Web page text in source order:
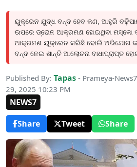
ୟୁକ୍ରେନ ଯୁଦ୍ଧ ବନ୍ଦ ହେବ କଣ, ଆହୁରି
ଉପରେ ଡ୍ରୋନ ଆକ୍ରମଣ ହୋଇଥିବା ମସ୍କୋ
ଆକ୍ରମଣ ୟୁକ୍ରେନ କରିଛି ବୋଲି ଅଭିଯୋଗ
ବନ୍ଦ ନେଇ ଶାନ୍ତି ଆଲୋଚନା ବାଧାପ୍ରାପ୍ତ
Published By: Tapas - Prameya-
29, 2025 10:23 PM
NEWS7
Share
Tweet Share